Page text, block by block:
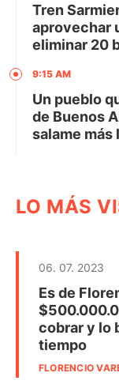
Tren
aprovechar
eliminar 20
9:15 AM
Un pueblo
de Buenos
salame más
LO MÁS
06. 07. 2023
Es de
cobrar y lo
tiempo
FLORENCIO